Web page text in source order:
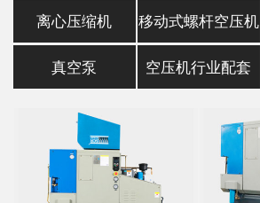
离心压缩机 移动式螺杆空压机
真空泵 空压机行业配套